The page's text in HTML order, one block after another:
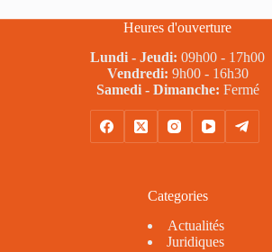
Heures d'ouverture
Lundi - Jeudi: 09h00 - 17h00
Vendredi: 9h00 - 16h30
Samedi - Dimanche: Fermé
Categories
Actualités
Juridiques